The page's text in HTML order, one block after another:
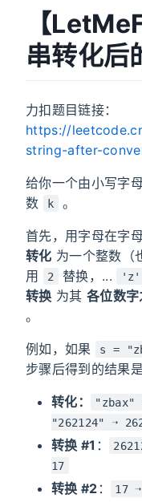
【
串转化后
力扣题目链接：
https://
string-after-
给你一个由小写字
数
k 。
首先，用字母在字
转化 为一个整数（
用 2 替换，... 'z'
转换 为其 各位数字
。
例如，如果 s =
步骤后得到的结果
转化：
"262124" ➝
转换 #1 ：
17
转换 #2 ： 17